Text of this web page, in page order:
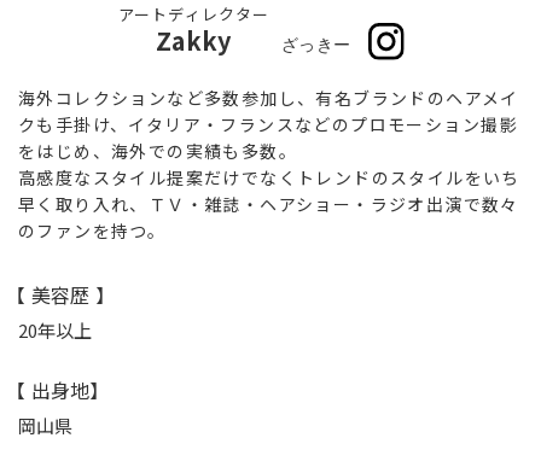
アートディレクター
Zakky ざっきー
海外コレクションなど多数参加し、有名ブランドのヘアメイ
クも手掛け、イタリア・フランスなどのプロモーション撮影
をはじめ、海外での実績も多数。
高感度なスタイル提案だけでなくトレンドのスタイルをいち
早く取り入れ、ＴＶ・雑誌・ヘアショー・ラジオ出演で数々
のファンを持つ。
【 美容歴 】
20年以上
【 出身地】
岡山県